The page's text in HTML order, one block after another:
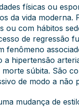
físicas ou
da vida moderna.
com hábitos
de regressão
hipertensão
súbita. São
de modo a
mudança de